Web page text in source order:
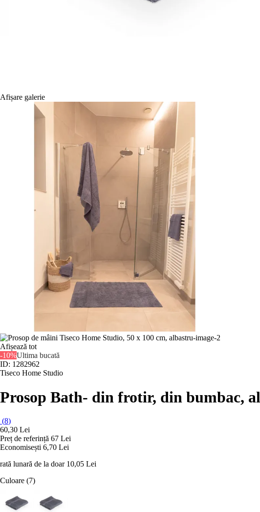
Afișare galerie
Afișează tot
-10%Ultima bucată
ID: 1282962
Tiseco Home Studio
Prosop Bath- din frotir, din bumbac,
(8)
60,30 Lei
Preț de referință 67 Lei
Economisești 6,70 Lei
rată lunară de la doar 10,05 Lei
Culoare (7)